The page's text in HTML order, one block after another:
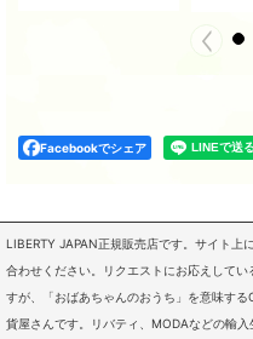
Facebookでシェア
LIBERTY JAPAN正規販売店です。サイト上
合わせください。リクエストにお応えして
すが、「おばあちゃんのおうち」を意味す
貨屋さんです。リバティ、MODAなどの輸